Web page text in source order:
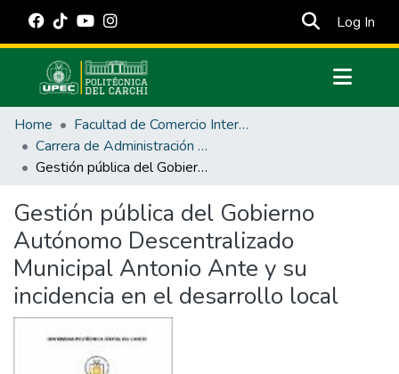
Log In
Communities & Collections
All of DSpace
Statistics
Estadísticas Externas
Manuales
Home
Facultad de Comercio Internacional, Integración, Administración y Economía Empresarial
Carrera de Administración Pública
Gestión pública del Gobierno Autónomo Descentralizado Municipal Antonio Ante y su incidencia en el desarrollo local
Gestión pública del Gobierno
Autónomo Descentralizado
Municipal Antonio Ante y su
incidencia en el desarrollo local